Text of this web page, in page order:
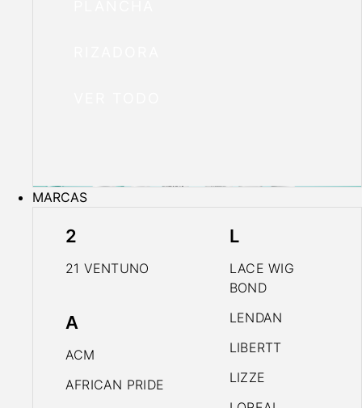
MARCAS
2
21 VENTUNO
A
ACM
AFRICAN PRIDE
L
LACE WIG
BOND
LENDAN
LIBERTT
LIZZE